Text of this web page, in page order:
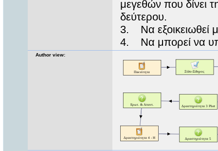
μεγεθών που δίνει
δεύτερου.
3. Να εξοικειωθεί
4. Να μπορεί να
Author view: